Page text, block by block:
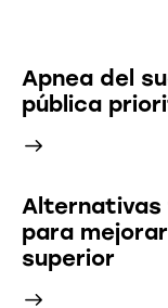
Apnea del
pública
Alternativas
para
superior